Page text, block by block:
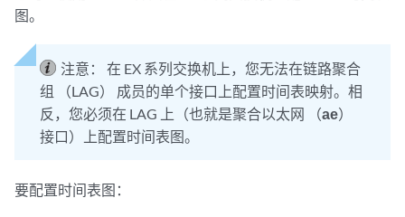
图。
注意：
在 EX 系列交换机上，您无法在链路聚合
组 （LAG） 成员的单个接口上配置时间表映射。相
反，您必须在 LAG 上（也就是聚合以太网 （ae）
接口）上配置时间表图。
要配置时间表图：